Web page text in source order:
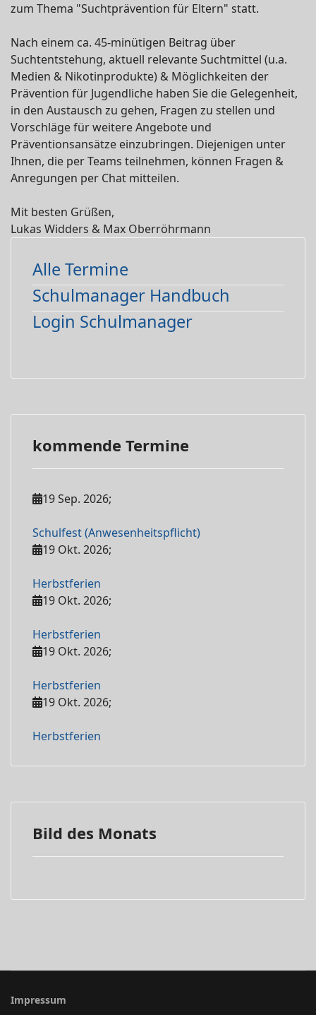
zum Thema "Suchtprävention für Eltern" statt.
Nach einem ca. 45-minütigen Beitrag über
Suchtentstehung, aktuell relevante Suchtmittel (u.a.
Medien & Nikotinprodukte) & Möglichkeiten der
Prävention für Jugendliche haben Sie die Gelegenheit,
in den Austausch zu gehen, Fragen zu stellen und
Vorschläge für weitere Angebote und
Präventionsansätze einzubringen. Diejenigen unter
Ihnen, die per Teams teilnehmen, können Fragen &
Anregungen per Chat mitteilen.
Mit besten Grüßen,
Lukas Widders & Max Oberröhrmann
Alle Termine
Schulmanager Handbuch
Login Schulmanager
kommende Termine
19 Sep. 2026;
Schulfest (Anwesenheitspflicht)
19 Okt. 2026;
Herbstferien
19 Okt. 2026;
Herbstferien
19 Okt. 2026;
Herbstferien
19 Okt. 2026;
Herbstferien
Bild des Monats
Impressum